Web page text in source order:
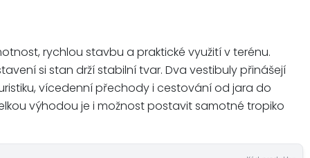
rychlou stavbu a praktické využití v terénu.
si stan drží stabilní tvar. Dva vestibuly přinášejí
vícedenní přechody i cestování od jara do
výhodou je i možnost postavit samotné tropiko